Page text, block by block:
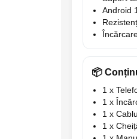
Android
📦
1 x
1 x
1 x
1 x